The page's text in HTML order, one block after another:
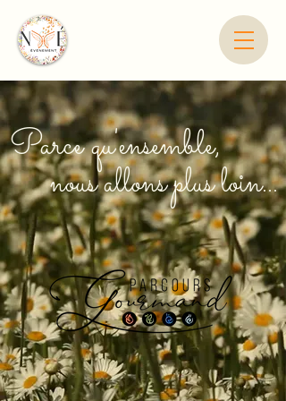
Parce qu'ensemble,
nous allons plus loin...